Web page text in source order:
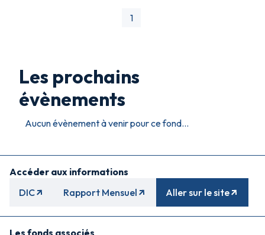
1
Les prochains
évènements
Aucun évènement à venir pour ce fond...
Accéder aux informations
DIC
Rapport Mensuel Aller sur le site